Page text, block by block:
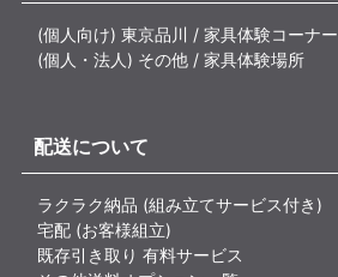
(個人向け) 東京品川 / 家具体験コーナー
(個人・法人) その他 / 家具体験場所
配送について
ラクラク納品 (組み立てサービス付き)
宅配 (お客様組立)
既存引き取り 有料サービス